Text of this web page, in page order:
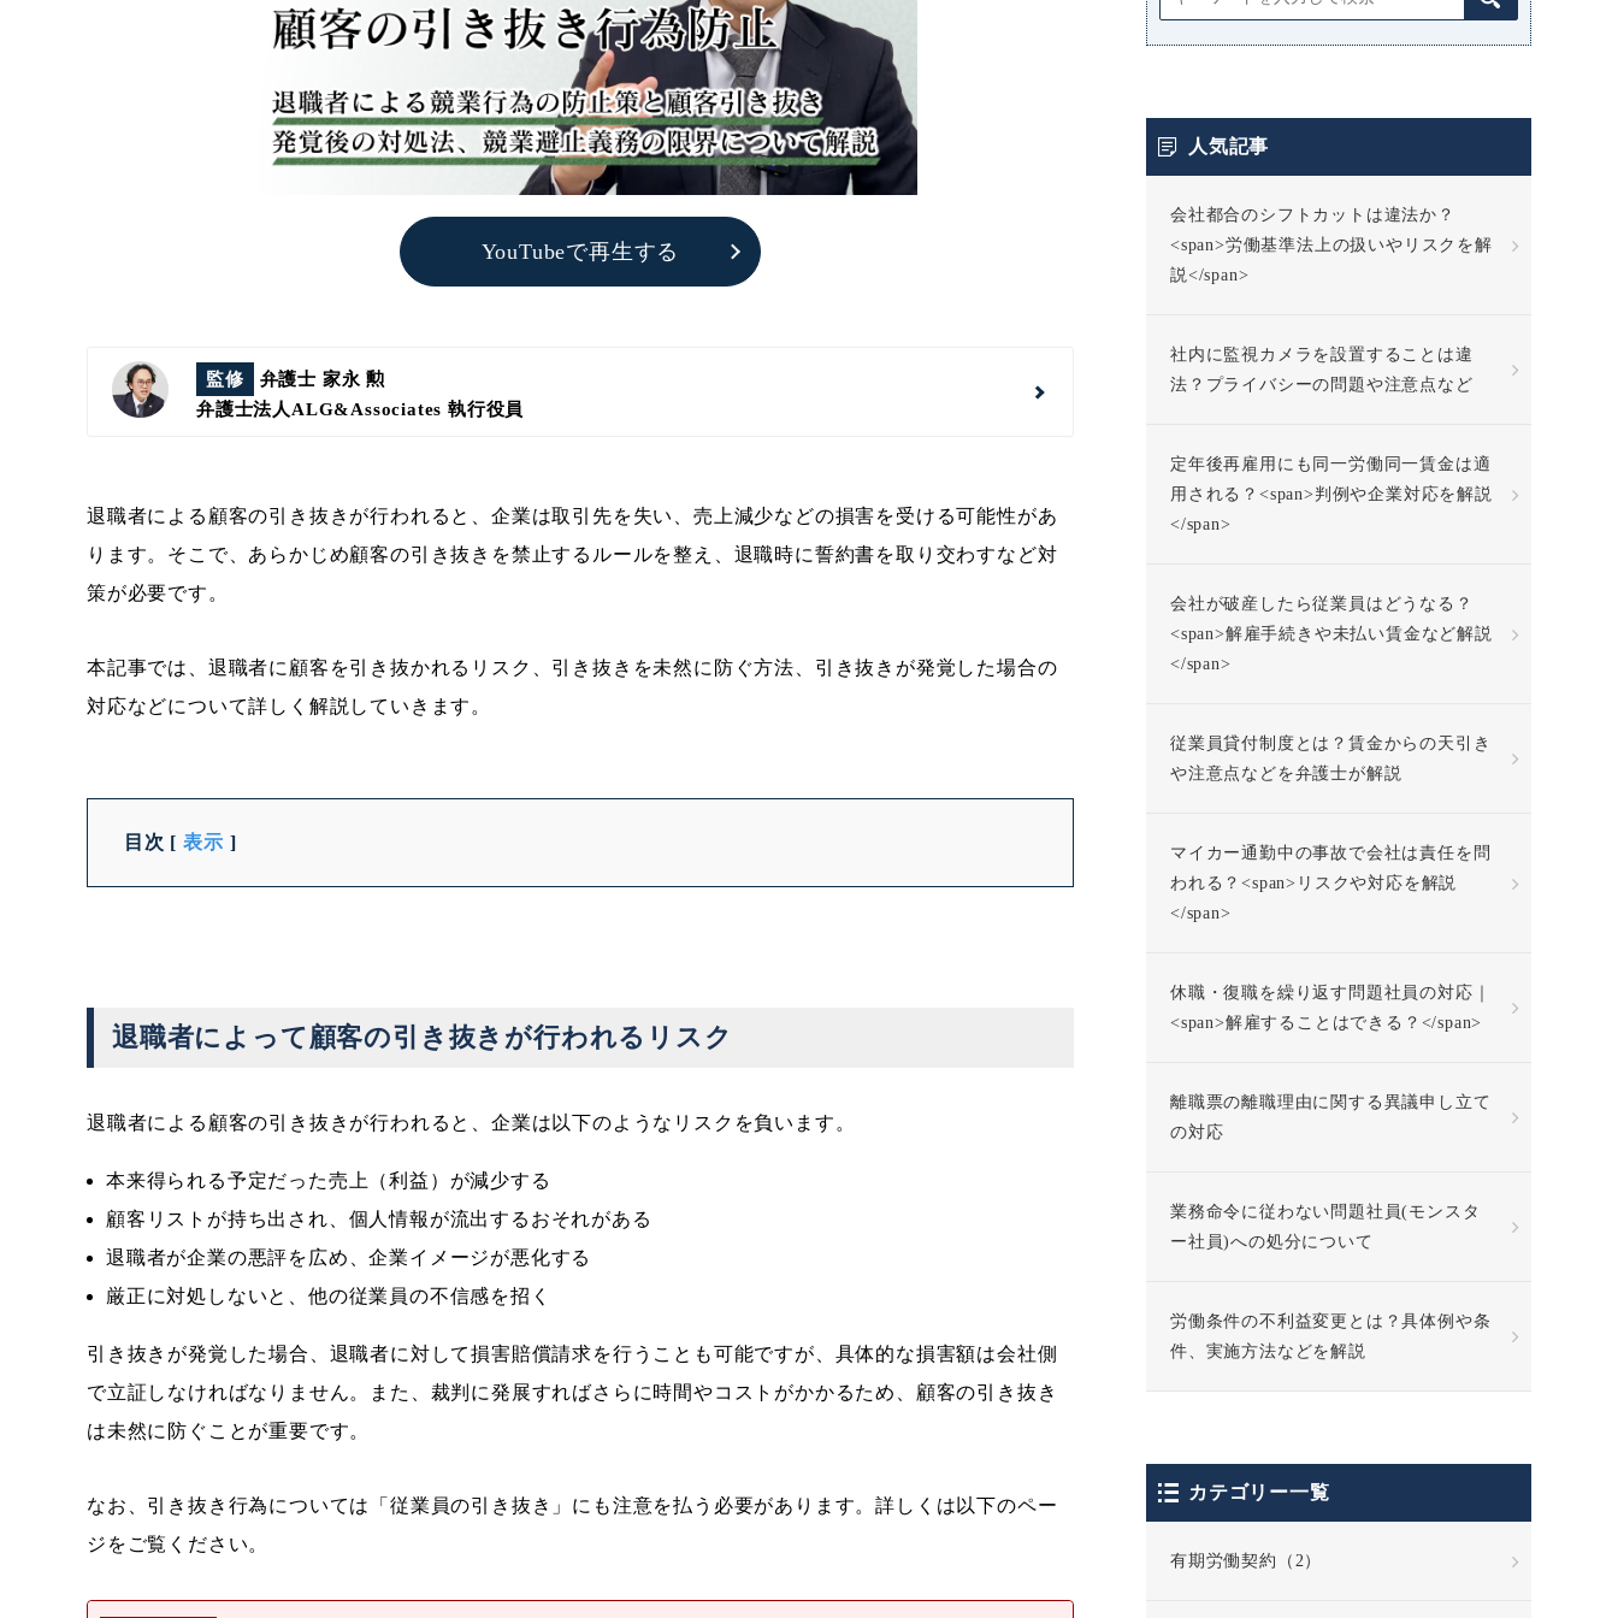
YouTubeで再生する
監修
弁護士 家永 勲
弁護士法人ALG&Associates 執行役員
退職者による顧客の引き抜きが行われると、企業は取引先を失い、売上減少などの損害を受ける可能性があ
ります。そこで、あらかじめ顧客の引き抜きを禁止するルールを整え、退職時に誓約書を取り交わすなど対
策が必要です。
本記事では、退職者に顧客を引き抜かれるリスク、引き抜きを未然に防ぐ方法、引き抜きが発覚した場合の
対応などについて詳しく解説していきます。
目次 [ 表示 ]
退職者によって顧客の引き抜きが行われるリスク
退職者による顧客の引き抜きが行われると、企業は以下のようなリスクを負います。
本来得られる予定だった売上（利益）が減少する
顧客リストが持ち出され、個人情報が流出するおそれがある
退職者が企業の悪評を広め、企業イメージが悪化する
厳正に対処しないと、他の従業員の不信感を招く
引き抜きが発覚した場合、退職者に対して損害賠償請求を行うことも可能ですが、具体的な損害額は会社側
で立証しなければなりません。また、裁判に発展すればさらに時間やコストがかかるため、顧客の引き抜き
は未然に防ぐことが重要です。
なお、引き抜き行為については「従業員の引き抜き」にも注意を払う必要があります。詳しくは以下のペー
ジをご覧ください。
人気記事
会社都合のシフトカットは違法か？
<span>労働基準法上の扱いやリスクを解
説</span>
社内に監視カメラを設置することは違
法？プライバシーの問題や注意点など
定年後再雇用にも同一労働同一賃金は適
用される？<span>判例や企業対応を解説
</span>
会社が破産したら従業員はどうなる？
<span>解雇手続きや未払い賃金など解説
</span>
従業員貸付制度とは？賃金からの天引き
や注意点などを弁護士が解説
マイカー通勤中の事故で会社は責任を問
われる？<span>リスクや対応を解説
</span>
休職・復職を繰り返す問題社員の対応｜
<span>解雇することはできる？</span>
離職票の離職理由に関する異議申し立て
の対応
業務命令に従わない問題社員(モンスタ
ー社員)への処分について
労働条件の不利益変更とは？具体例や条
件、実施方法などを解説
カテゴリー一覧
有期労働契約（2）